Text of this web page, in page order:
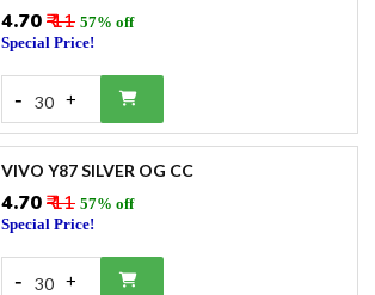
₹4.70₹ 11 57% off
Special Price!
- 30 +
VIVO Y87 SILVER OG CC
₹4.70₹ 11 57% off
Special Price!
- 30 +